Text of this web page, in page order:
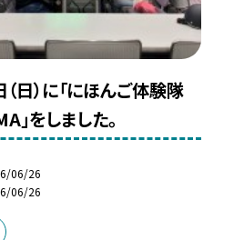
日）に「にほんご体験隊
」をしました。
06/26
06/26